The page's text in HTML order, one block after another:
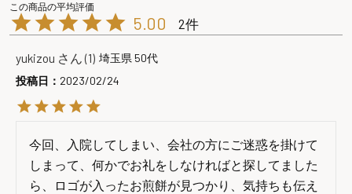
5.00 2
yukizou 1 埼玉県 50代
投稿日
2023/02/24
今回、入院してしまい、会社の方にご迷惑を掛けて
しまって、何かでお礼をしなければと探してました
ら、ロゴが入ったお煎餅が見つかり、気持ちも伝え